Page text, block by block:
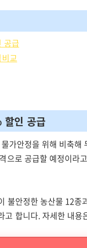
공급
교
인 공급
가안정을 위해 비축
으로 공급할 예정이라
불안정한 농산물 12
고 합니다. 자세한 내용